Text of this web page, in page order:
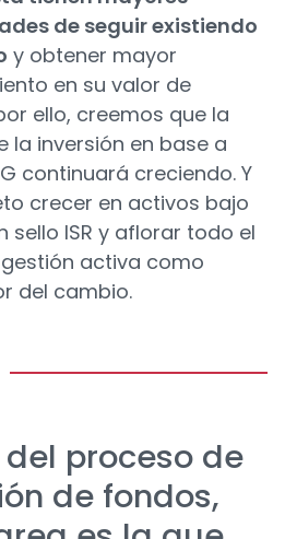
de seguir existiendo
y obtener mayor
en su valor de
ello, creemos que la
la inversión en base a
continuará creciendo. Y
crecer en activos bajo
sello ISR y aflorar todo el
activa como
del cambio.
del proceso de
de fondos,